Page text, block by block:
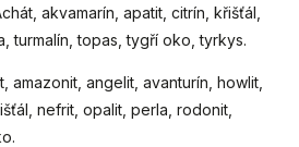
akvamarín, apatit, citrín, křišťál,
turmalín, topas, tygří oko, tyrkys.
amazonit, angelit, avanturín, howlit,
nefrit, opalit, perla, rodonit,